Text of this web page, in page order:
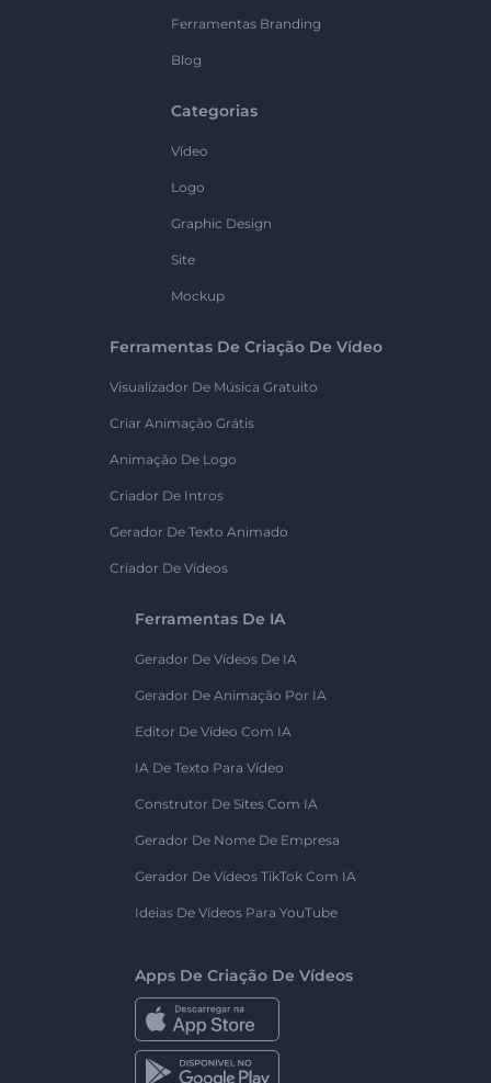
Ferramentas Branding
Blog
Categorias
Vídeo
Logo
Graphic Design
Site
Mockup
Ferramentas De Criação De Vídeo
Visualizador De Música Gratuito
Criar Animação Grátis
Animação De Logo
Criador De Intros
Gerador De Texto Animado
Criador De Vídeos
Ferramentas De IA
Gerador De Vídeos De IA
Gerador De Animação Por IA
Editor De Vídeo Com IA
IA De Texto Para Vídeo
Construtor De Sites Com IA
Gerador De Nome De Empresa
Gerador De Vídeos TikTok Com IA
Ideias De Vídeos Para YouTube
Apps De Criação De Vídeos